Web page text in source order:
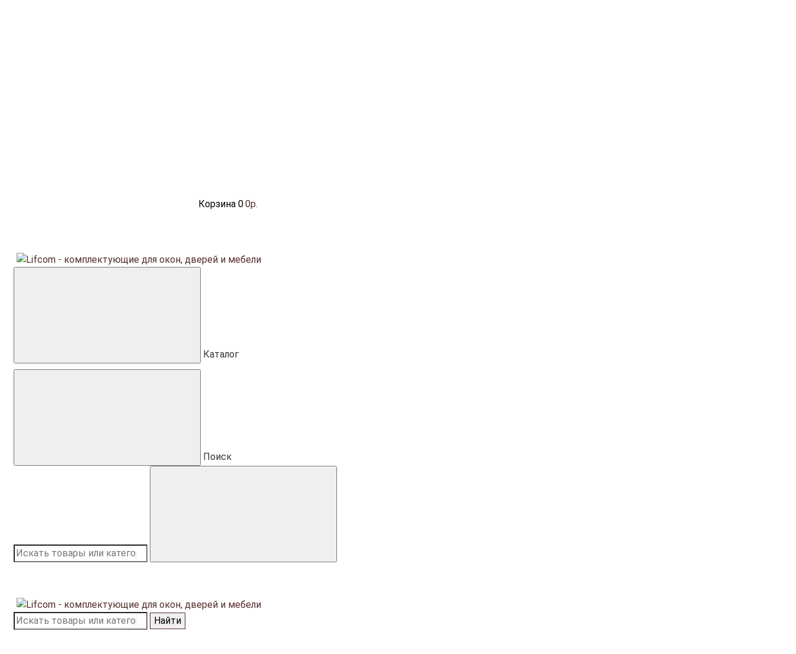
Корзина 00р.
Каталог
Поиск
Найти